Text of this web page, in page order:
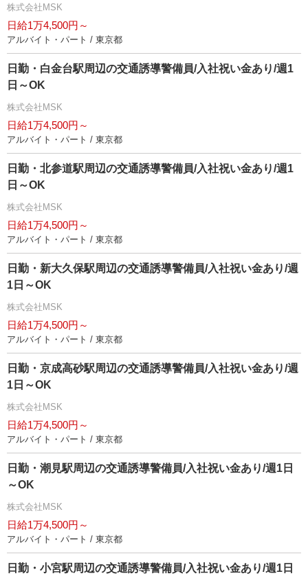
株式会社MSK
日給1万4,500円～
アルバイト・パート / 東京都
日勤・白金台駅周辺の交通誘導警備員/入社祝い金あり/週1
日～OK
株式会社MSK
日給1万4,500円～
アルバイト・パート / 東京都
日勤・北参道駅周辺の交通誘導警備員/入社祝い金あり/週1
日～OK
株式会社MSK
日給1万4,500円～
アルバイト・パート / 東京都
日勤・新大久保駅周辺の交通誘導警備員/入社祝い金あり/週
1日～OK
株式会社MSK
日給1万4,500円～
アルバイト・パート / 東京都
日勤・京成高砂駅周辺の交通誘導警備員/入社祝い金あり/週
1日～OK
株式会社MSK
日給1万4,500円～
アルバイト・パート / 東京都
日勤・潮見駅周辺の交通誘導警備員/入社祝い金あり/週1日
～OK
株式会社MSK
日給1万4,500円～
アルバイト・パート / 東京都
日勤・小宮駅周辺の交通誘導警備員/入社祝い金あり/週1日